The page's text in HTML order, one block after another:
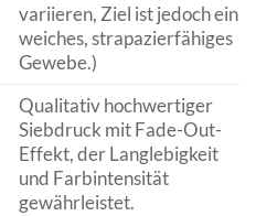
variieren, Ziel ist jedoch ein
weiches, strapazierfähiges
Gewebe.)
Qualitativ hochwertiger
Siebdruck mit Fade-Out-
Effekt, der Langlebigkeit
und Farbintensität
gewährleistet.